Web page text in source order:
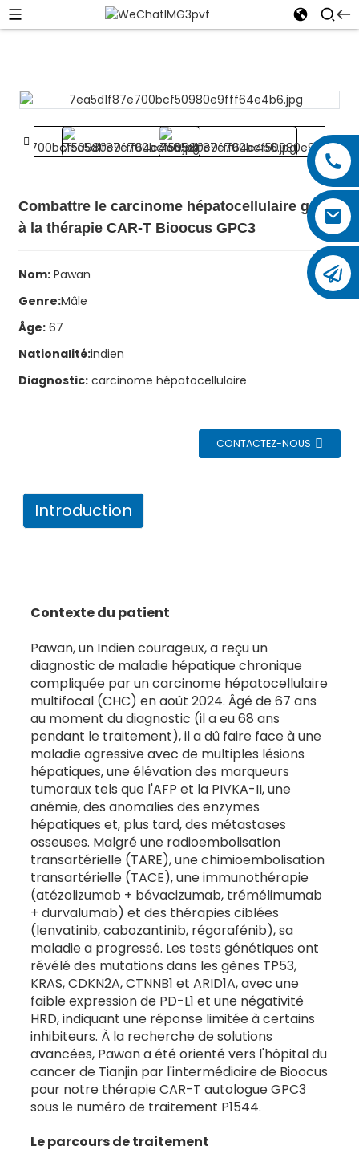
Combattre le carcinome hépatocellulaire grâce
à la thérapie CAR-T Bioocus GPC3
Nom:Pawan
Genre:Mâle
Âge:67
Nationalité:indien
Diagnostic:carcinome hépatocellulaire
CONTACTEZ-NOUS
Introduction
Contexte du patient
Pawan, un Indien courageux, a reçu un
diagnostic de maladie hépatique chronique
compliquée par un carcinome hépatocellulaire
multifocal (CHC) en août 2024. Âgé de 67 ans
au moment du diagnostic (il a eu 68 ans
pendant le traitement), il a dû faire face à une
maladie agressive avec de multiples lésions
hépatiques, une élévation des marqueurs
tumoraux tels que l'AFP et la PIVKA-II, une
anémie, des anomalies des enzymes
hépatiques et, plus tard, des métastases
osseuses. Malgré une radioembolisation
transartérielle (TARE), une chimioembolisation
transartérielle (TACE), une immunothérapie
(atézolizumab + bévacizumab, trémélimumab
+ durvalumab) et des thérapies ciblées
(lenvatinib, cabozantinib, régorafénib), sa
maladie a progressé. Les tests génétiques ont
révélé des mutations dans les gènes TP53,
KRAS, CDKN2A, CTNNB1 et ARID1A, avec une
faible expression de PD-L1 et une négativité
HRD, indiquant une réponse limitée à certains
inhibiteurs. À la recherche de solutions
avancées, Pawan a été orienté vers l'hôpital du
cancer de Tianjin par l'intermédiaire de Bioocus
pour notre thérapie CAR-T autologue GPC3
sous le numéro de traitement P1544.
Le parcours de traitement